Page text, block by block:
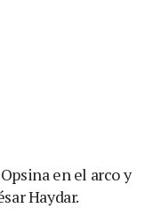
en el arco y
Haydar.